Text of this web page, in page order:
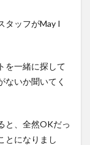
タッフがMay I
を一緒に探して
ないか聞いてく
と、全然OKだっ
とになりまし